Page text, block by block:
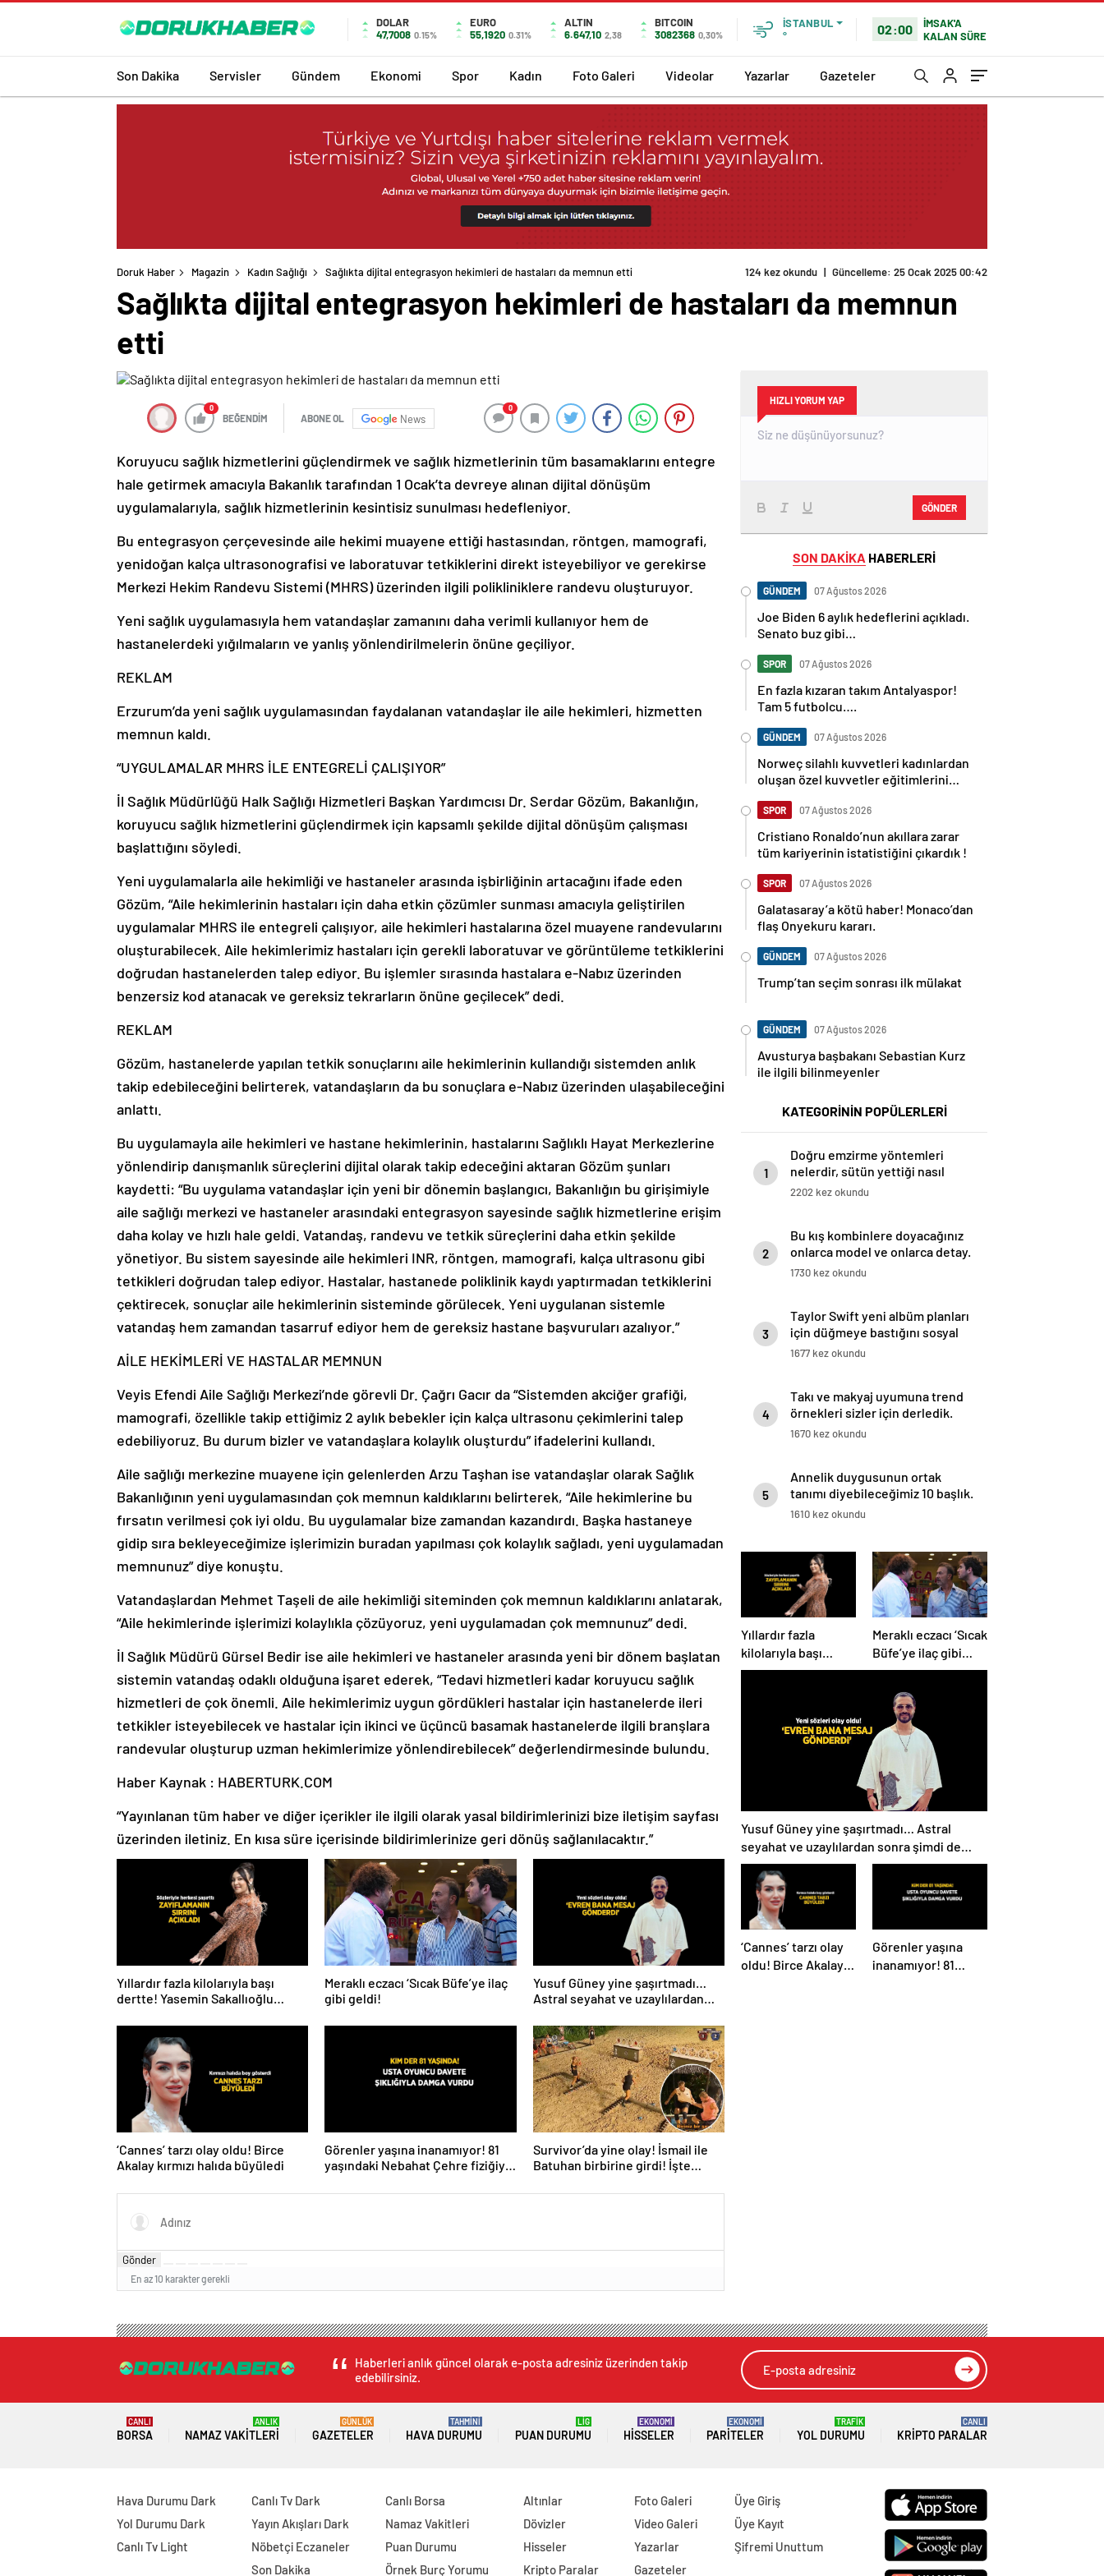
DOLAR
47,7008 0.15%
EURO
55,1920 0.31%
ALTIN
6.647,10 2,38
BITCOIN
3082368 0,30%
İSTANBUL
°
02:00
İMSAK'A
KALAN SÜRE
Son Dakika Servisler Gündem Ekonomi Spor Kadın Foto Galeri Videolar Yazarlar Gazeteler
Doruk Haber Magazin Kadın Sağlığı Sağlıkta dijital entegrasyon hekimleri de hastaları da memnun etti 124 kez okundu | Güncelleme: 25 Ocak 2025 00:42
Sağlıkta dijital entegrasyon hekimleri de hastaları da memnun
etti
0
BEĞENDİM ABONE OL News
0
Koruyucu sağlık hizmetlerini güçlendirmek ve sağlık hizmetlerinin tüm basamaklarını entegre
hale getirmek amacıyla Bakanlık tarafından 1 Ocak’ta devreye alınan dijital dönüşüm
uygulamalarıyla, sağlık hizmetlerinin kesintisiz sunulması hedefleniyor.
Bu entegrasyon çerçevesinde aile hekimi muayene ettiği hastasından, röntgen, mamografi,
yenidoğan kalça ultrasonografisi ve laboratuvar tetkiklerini direkt isteyebiliyor ve gerekirse
Merkezi Hekim Randevu Sistemi (MHRS) üzerinden ilgili polikliniklere randevu oluşturuyor.
Yeni sağlık uygulamasıyla hem vatandaşlar zamanını daha verimli kullanıyor hem de
hastanelerdeki yığılmaların ve yanlış yönlendirilmelerin önüne geçiliyor.
REKLAM
Erzurum’da yeni sağlık uygulamasından faydalanan vatandaşlar ile aile hekimleri, hizmetten
memnun kaldı.
“UYGULAMALAR MHRS İLE ENTEGRELİ ÇALIŞIYOR”
İl Sağlık Müdürlüğü Halk Sağlığı Hizmetleri Başkan Yardımcısı Dr. Serdar Gözüm, Bakanlığın,
koruyucu sağlık hizmetlerini güçlendirmek için kapsamlı şekilde dijital dönüşüm çalışması
başlattığını söyledi.
Yeni uygulamalarla aile hekimliği ve hastaneler arasında işbirliğinin artacağını ifade eden
Gözüm, “Aile hekimlerinin hastaları için daha etkin çözümler sunması amacıyla geliştirilen
uygulamalar MHRS ile entegreli çalışıyor, aile hekimleri hastalarına özel muayene randevularını
oluşturabilecek. Aile hekimlerimiz hastaları için gerekli laboratuvar ve görüntüleme tetkiklerini
doğrudan hastanelerden talep ediyor. Bu işlemler sırasında hastalara e-Nabız üzerinden
benzersiz kod atanacak ve gereksiz tekrarların önüne geçilecek” dedi.
REKLAM
Gözüm, hastanelerde yapılan tetkik sonuçlarını aile hekimlerinin kullandığı sistemden anlık
takip edebileceğini belirterek, vatandaşların da bu sonuçlara e-Nabız üzerinden ulaşabileceğini
anlattı.
Bu uygulamayla aile hekimleri ve hastane hekimlerinin, hastalarını Sağlıklı Hayat Merkezlerine
yönlendirip danışmanlık süreçlerini dijital olarak takip edeceğini aktaran Gözüm şunları
kaydetti: “Bu uygulama vatandaşlar için yeni bir dönemin başlangıcı, Bakanlığın bu girişimiyle
aile sağlığı merkezi ve hastaneler arasındaki entegrasyon sayesinde sağlık hizmetlerine erişim
daha kolay ve hızlı hale geldi. Vatandaş, randevu ve tetkik süreçlerini daha etkin şekilde
yönetiyor. Bu sistem sayesinde aile hekimleri INR, röntgen, mamografi, kalça ultrasonu gibi
tetkikleri doğrudan talep ediyor. Hastalar, hastanede poliklinik kaydı yaptırmadan tetkiklerini
çektirecek, sonuçlar aile hekimlerinin sisteminde görülecek. Yeni uygulanan sistemle
vatandaş hem zamandan tasarruf ediyor hem de gereksiz hastane başvuruları azalıyor.”
AİLE HEKİMLERİ VE HASTALAR MEMNUN
Veyis Efendi Aile Sağlığı Merkezi’nde görevli Dr. Çağrı Gacır da “Sistemden akciğer grafiği,
mamografi, özellikle takip ettiğimiz 2 aylık bebekler için kalça ultrasonu çekimlerini talep
edebiliyoruz. Bu durum bizler ve vatandaşlara kolaylık oluşturdu” ifadelerini kullandı.
Aile sağlığı merkezine muayene için gelenlerden Arzu Taşhan ise vatandaşlar olarak Sağlık
Bakanlığının yeni uygulamasından çok memnun kaldıklarını belirterek, “Aile hekimlerine bu
fırsatın verilmesi çok iyi oldu. Bu uygulamalar bize zamandan kazandırdı. Başka hastaneye
gidip sıra bekleyeceğimize işlerimizin buradan yapılması çok kolaylık sağladı, yeni uygulamadan
memnunuz” diye konuştu.
Vatandaşlardan Mehmet Taşeli de aile hekimliği siteminden çok memnun kaldıklarını anlatarak,
“Aile hekimlerinde işlerimizi kolaylıkla çözüyoruz, yeni uygulamadan çok memnunuz” dedi.
İl Sağlık Müdürü Gürsel Bedir ise aile hekimleri ve hastaneler arasında yeni bir dönem başlatan
sistemin vatandaş odaklı olduğuna işaret ederek, “Tedavi hizmetleri kadar koruyucu sağlık
hizmetleri de çok önemli. Aile hekimlerimiz uygun gördükleri hastalar için hastanelerde ileri
tetkikler isteyebilecek ve hastalar için ikinci ve üçüncü basamak hastanelerde ilgili branşlara
randevular oluşturup uzman hekimlerimize yönlendirebilecek” değerlendirmesinde bulundu.
Haber Kaynak : HABERTURK.COM
“Yayınlanan tüm haber ve diğer içerikler ile ilgili olarak yasal bildirimlerinizi bize iletişim sayfası
üzerinden iletiniz. En kısa süre içerisinde bildirimlerinize geri dönüş sağlanılacaktır.”
Yıllardır fazla kilolarıyla başı
dertte! Yasemin Sakallıoğlu
Meraklı eczacı ‘Sıcak Büfe’ye ilaç
gibi geldi!
Yusuf Güney yine şaşırtmadı…
Astral seyahat ve uzaylılardan
mesaj gönderdi’
‘Cannes’ tarzı olay oldu! Birce
Akalay kırmızı halıda büyüledi
Görenler yaşına inanamıyor! 81
yaşındaki Nebahat Çehre fiziğiyle
Survivor’da yine olay! İsmail ile
Batuhan birbirine girdi! İşte
Gönder
En az 10 karakter gerekli
HIZLI YORUM YAP
GÖNDER
SON DAKİKA HABERLERİ
GÜNDEM 07 Ağustos 2026
Joe Biden 6 aylık hedeflerini açıkladı.
Senato buz gibi…
SPOR 07 Ağustos 2026
En fazla kızaran takım Antalyaspor!
Tam 5 futbolcu….
GÜNDEM 07 Ağustos 2026
Norweç silahlı kuvvetleri kadınlardan
oluşan özel kuvvetler eğitimlerini
SPOR 07 Ağustos 2026
Cristiano Ronaldo’nun akıllara zarar
tüm kariyerinin istatistiğini çıkardık !
SPOR 07 Ağustos 2026
Galatasaray’a kötü haber! Monaco’dan
flaş Onyekuru kararı.
GÜNDEM 07 Ağustos 2026
Trump’tan seçim sonrası ilk mülakat
GÜNDEM 07 Ağustos 2026
Avusturya başbakanı Sebastian Kurz
ile ilgili bilinmeyenler
KATEGORİNİN POPÜLERLERİ
1
Doğru emzirme yöntemleri
nelerdir, sütün yettiği nasıl
anlaşılır?
2202 kez okundu
2
Bu kış kombinlere doyacağınız
onlarca model ve onlarca detay.
1730 kez okundu
3
Taylor Swift yeni albüm planları
için düğmeye bastığını sosyal
medyadan duyurdu!
1677 kez okundu
4
Takı ve makyaj uyumuna trend
örnekleri sizler için derledik.
1670 kez okundu
5
Annelik duygusunun ortak
tanımı diyebileceğimiz 10 başlık.
1610 kez okundu
Yıllardır fazla
kilolarıyla başı
dertte! Yasemin
sırrını açıkladı
Meraklı eczacı ‘Sıcak
Büfe’ye ilaç gibi
geldi!
Yusuf Güney yine şaşırtmadı… Astral
seyahat ve uzaylılardan sonra şimdi de
evren! ‘Bana mesaj gönderdi’
‘Cannes’ tarzı olay
oldu! Birce Akalay
Görenler yaşına
inanamıyor! 81
Haberleri anlık güncel olarak e-posta adresiniz üzerinden takip
edebilirsiniz.
BORSA
CANLI
NAMAZ VAKITLERI
ANLIK
GAZETELER
GÜNLÜK
HAVA DURUMU
TAHMİNİ
PUAN DURUMU
LİG
HISSELER
EKONOMİ
PARITELER
EKONOMİ
YOL DURUMU
TRAFİK
KRIPTO PARALAR
CANLI
Hava Durumu Dark
Yol Durumu Dark
Canlı Tv Light
Canlı Tv Dark
Yayın Akışları Dark
Nöbetçi Eczaneler
Son Dakika
Canlı Borsa
Namaz Vakitleri
Puan Durumu
Örnek Burç Yorumu
Altınlar
Dövizler
Hisseler
Kripto Paralar
Foto Galeri
Video Galeri
Yazarlar
Gazeteler
Üye Giriş
Üye Kayıt
Şifremi Unuttum